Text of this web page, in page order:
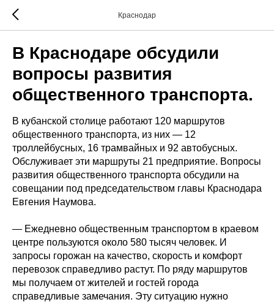
Краснодар
В Краснодаре обсудили
вопросы развития
общественного транспорта.
В кубанской столице работают 120 маршрутов
общественного транспорта, из них — 12
троллейбусных, 16 трамвайных и 92 автобусных.
Обслуживает эти маршруты 21 предприятие. Вопросы
развития общественного транспорта обсудили на
совещании под председательством главы Краснодара
Евгения Наумова.
— Ежедневно общественным транспортом в краевом
центре пользуются около 580 тысяч человек. И
запросы горожан на качество, скорость и комфорт
перевозок справедливо растут. По ряду маршрутов
мы получаем от жителей и гостей города
справедливые замечания. Эту ситуацию нужно